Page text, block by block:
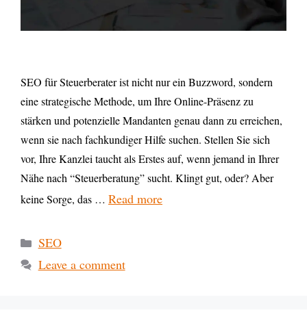
SEO für Steuerberater ist nicht nur ein Buzzword, sondern
eine strategische Methode, um Ihre Online-Präsenz zu
stärken und potenzielle Mandanten genau dann zu erreichen,
wenn sie nach fachkundiger Hilfe suchen. Stellen Sie sich
vor, Ihre Kanzlei taucht als Erstes auf, wenn jemand in Ihrer
Nähe nach “Steuerberatung” sucht. Klingt gut, oder? Aber
keine Sorge, das … Read more
SEO
Leave a comment